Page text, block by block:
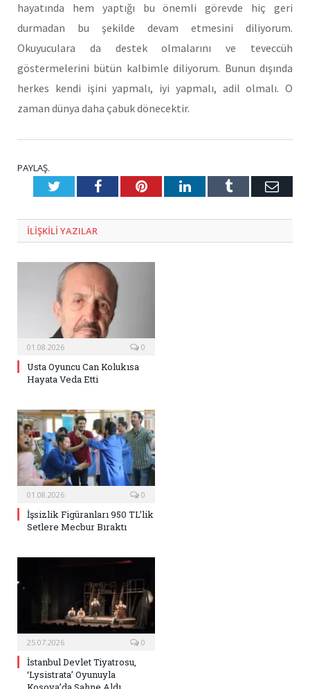
hayatında hem yaptığı bu önemli görevde hiç geri
durmadan bu şekilde devam etmesini diliyorum.
Okuyuculara da destek olmalarını ve teveccüh
göstermelerini bütün kalbimle diliyorum. Bunun dışında
herkes kendi işini yapmalı, iyi yapmalı, adil olmalı. O
zaman dünya daha çabuk dönecektir.
PAYLAŞ.
TwitterFacebookPinterestLinkedInTumblr E-
ILIŞKILI YAZILAR
01.08.2026 0
Usta Oyuncu Can Kolukısa
Hayata Veda Etti
01.08.2026 0
İşsizlik Figüranları 950 TL’lik
Setlere Mecbur Bıraktı
25.07.2026 0
İstanbul Devlet Tiyatrosu,
‘Lysistrata’ Oyunuyla